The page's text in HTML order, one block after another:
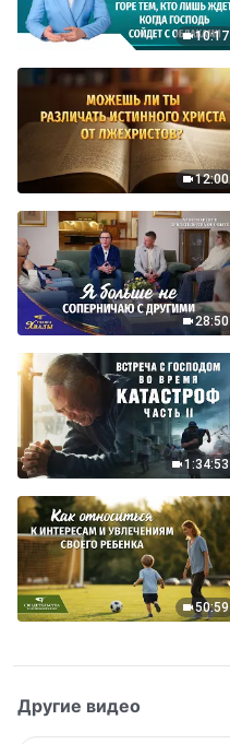
10:17
12:00
28:50
1:34:53
50:59
Другие видео